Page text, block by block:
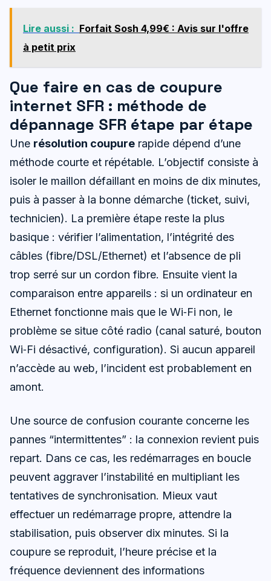
Lire aussi : Forfait Sosh 4,99€ : Avis sur l'offre
à petit prix
Que faire en cas de coupure
internet SFR : méthode de
dépannage SFR étape par étape
Une résolution coupure rapide dépend d’une
méthode courte et répétable. L’objectif consiste à
isoler le maillon défaillant en moins de dix minutes,
puis à passer à la bonne démarche (ticket, suivi,
technicien). La première étape reste la plus
basique : vérifier l’alimentation, l’intégrité des
câbles (fibre/DSL/Ethernet) et l’absence de pli
trop serré sur un cordon fibre. Ensuite vient la
comparaison entre appareils : si un ordinateur en
Ethernet fonctionne mais que le Wi‑Fi non, le
problème se situe côté radio (canal saturé, bouton
Wi‑Fi désactivé, configuration). Si aucun appareil
n’accède au web, l’incident est probablement en
amont.
Une source de confusion courante concerne les
pannes “intermittentes” : la connexion revient puis
repart. Dans ce cas, les redémarrages en boucle
peuvent aggraver l’instabilité en multipliant les
tentatives de synchronisation. Mieux vaut
effectuer un redémarrage propre, attendre la
stabilisation, puis observer dix minutes. Si la
coupure se reproduit, l’heure précise et la
fréquence deviennent des informations